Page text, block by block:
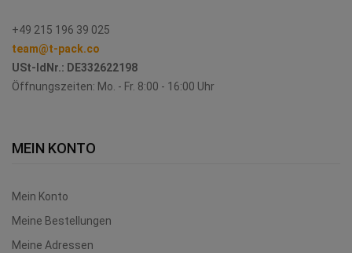
+49 215 196 39 025
team@t-pack.co
USt-IdNr.: DE332622198
Öffnungszeiten: Mo. - Fr. 8:00 - 16:00 Uhr
MEIN KONTO
Mein Konto
Meine Bestellungen
Meine Adressen